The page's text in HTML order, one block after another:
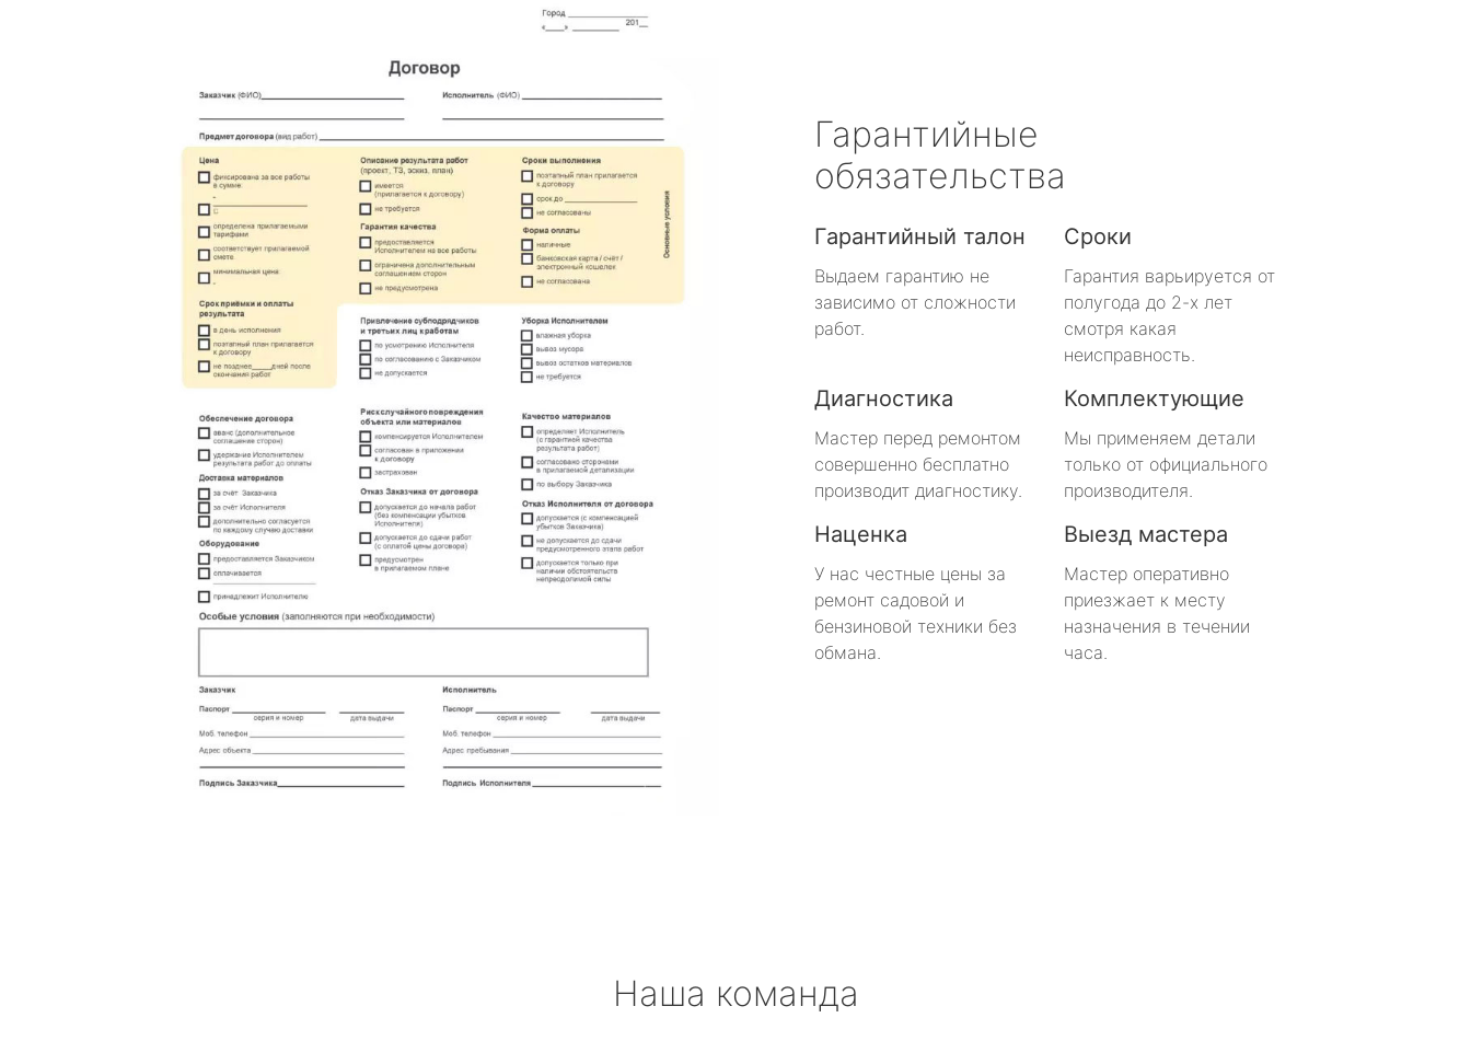
Гарантийные
обязательства
Гарантийный талон
Выдаем гарантию не
зависимо от сложности
работ.
Сроки
Гарантия варьируется от
полугода до 2-х лет
смотря какая
неисправность.
Диагностика
Мастер перед ремонтом
совершенно бесплатно
производит диагностику.
Комплектующие
Мы применяем детали
только от официального
производителя.
Наценка
У нас честные цены за
ремонт садовой и
бензиновой техники без
обмана.
Выезд мастера
Мастер оперативно
приезжает к месту
назначения в течении
часа.
Наша команда